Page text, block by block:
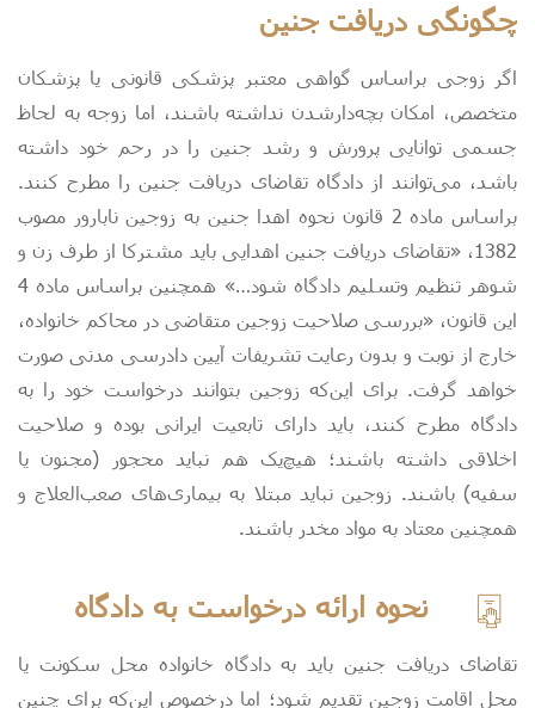
چگونگی دریافت جنین
اگر زوجی براساس گواهی معتبر پزشکی قانونی یا پزشکان
متخصص، امکان بچه‌دارشدن نداشته باشند، اما زوجه به لحاظ
جسمی توانایی پرورش و رشد جنین را در رحم خود داشته
باشد، می‌توانند از دادگاه تقاضای دریافت جنین را مطرح کنند.
براساس ماده 2 قانون نحوه اهدا جنین به زوجین نابارور مصوب
1382، «تقاضای دریافت جنین اهدایی باید مشترکا از طرف زن و
شوهر تنظیم وتسلیم دادگاه شود…» همچنین براساس ماده 4
این قانون، «بررسی صلاحیت زوجین متقاضی در محاکم خانواده،
خارج از نوبت و ‌بدون رعایت تشریفات آیین دادرسی مدنی صورت
خواهد گرفت. برای این‌که زوجین بتوانند درخواست خود را به
دادگاه مطرح کنند، باید دارای تابعیت ایرانی بوده و صلاحیت
اخلاقی داشته باشند؛ هیچ‌یک هم نباید محجور (مجنون یا
سفیه) باشند. زوجین نباید مبتلا به بیماری‌های صعب‌العلاج و
همچنین معتاد به مواد مخدر باشند.
نحوه ارائه درخواست به دادگاه
تقاضای دریافت جنین باید به دادگاه خانواده محل سکونت یا
محل اقامت زوجین تقدیم شود؛ اما درخصوص این‌که برای چنین